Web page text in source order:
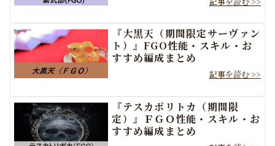
『大黒天（期間限定サーヴァン
ト）』FGO性能・スキル・お
すすめ編成まとめ
『テスカポリトカ（期間限
定）』ＦＧＯ性能・スキル・お
すすめ編成まとめ